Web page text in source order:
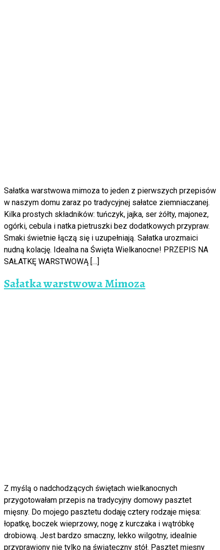
Sałatka warstwowa mimoza to jeden z pierwszych przepisów
w naszym domu zaraz po tradycyjnej sałatce ziemniaczanej.
Kilka prostych składników: tuńczyk, jajka, ser żółty, majonez,
ogórki, cebula i natka pietruszki bez dodatkowych przypraw.
Smaki świetnie łączą się i uzupełniają. Sałatka urozmaici
nudną kolację. Idealna na Święta Wielkanocne! PRZEPIS NA
SAŁATKĘ WARSTWOWĄ […]
Sałatka warstwowa Mimoza
Z myślą o nadchodzących świętach wielkanocnych
przygotowałam przepis na tradycyjny domowy pasztet
mięsny. Do mojego pasztetu dodaję cztery rodzaje mięsa:
łopatkę, boczek wieprzowy, nogę z kurczaka i wątróbkę
drobiową. Jest bardzo smaczny, lekko wilgotny, idealnie
przyprawiony nie tylko na świąteczny stół. Pasztet mięsny